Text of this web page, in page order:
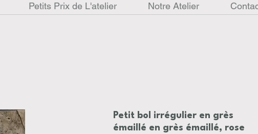
Petits Prix de L'atelier Notre Atelier
Petit bol irrégulier en grès
émaillé en grès émaillé, rose